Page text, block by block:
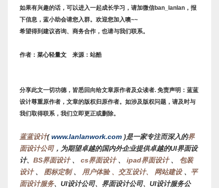
如果有兴趣的话，可以进入一起成长学习，请加微信ban_lanlan，报
下信息，蓝小助会请您入群。欢迎您加入噢~~
希望得到建议咨询、商务合作，也请与我们联系。
作者： 菜心轻量文 来源：站酷
分享此文一切功德，皆悉回向给文章原作者及众读者. 免责声明：蓝蓝
设计尊重原作者，文章的版权归原作者。如涉及版权问题，请及时与
我们取得联系，我们立即更正或删除。
蓝蓝设计(www.lanlanwork.com )是一家专注而深入的界
面设计公司，为期望卓越的国内外企业提供卓越的UI界面设
计、 BS界面设计、 cs界面设计、 ipad界面设计 、 包装
设计、 图标定制、 用户体验 、交互设计、 网站建设 、 平
面设计服务、 UI设计公司、界面设计公司、UI设计服务公